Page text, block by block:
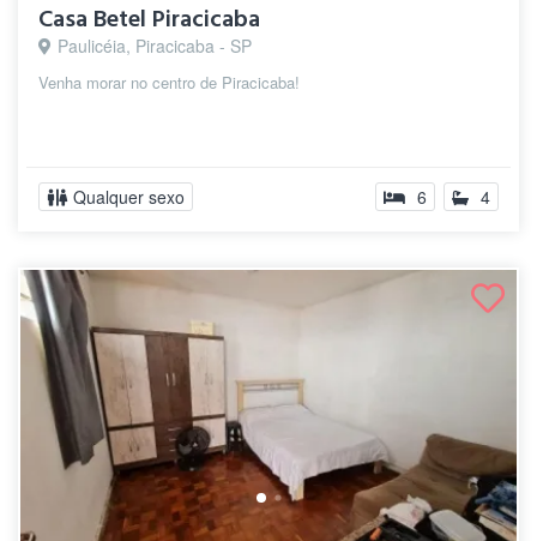
Casa Betel Piracicaba
Paulicéia, Piracicaba - SP
Venha morar no centro de Piracicaba!
Qualquer sexo 6 4